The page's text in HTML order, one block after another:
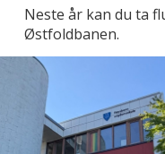
Neste år kan du ta
Østfoldbanen.